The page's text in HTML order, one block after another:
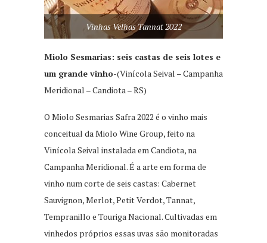
Vinhas Velhas Tannat 2022
Miolo Sesmarias: seis castas de seis lotes e
um grande vinho-(Vinícola Seival – Campanha
Meridional – Candiota – RS)
O Miolo Sesmarias Safra 2022 é o vinho mais
conceitual da Miolo Wine Group, feito na
Vinícola Seival instalada em Candiota, na
Campanha Meridional. É a arte em forma de
vinho num corte de seis castas: Cabernet
Sauvignon, Merlot, Petit Verdot, Tannat,
Tempranillo e Touriga Nacional. Cultivadas em
vinhedos próprios essas uvas são monitoradas